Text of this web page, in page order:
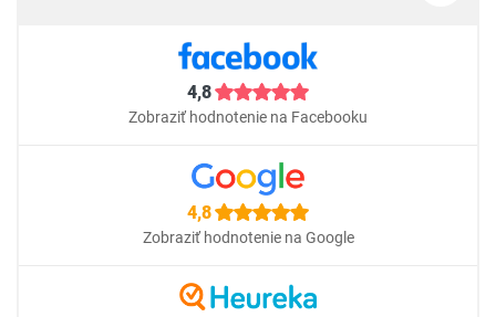
4,8
Zobraziť hodnotenie na Facebooku
4,8
Zobraziť hodnotenie na Google